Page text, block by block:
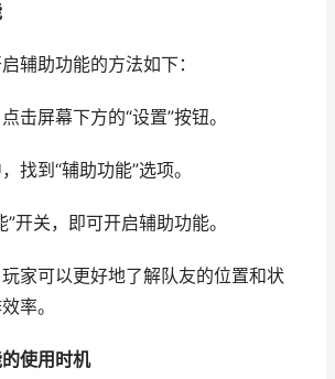
辅助功能的方法如下：
击屏幕下方的“设置”按钮。
找到“辅助功能”选项。
”开关，即可开启辅助功能。
家可以更好地了解队友的位置和状
率。
使用时机